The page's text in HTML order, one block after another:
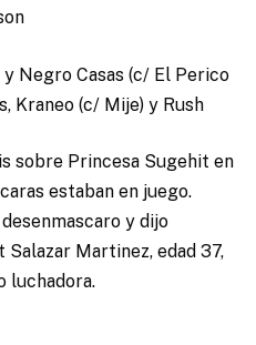
Negro Casas (c/ El Perico
Kraneo (c/ Mije) y Rush
sobre Princesa Sugehit en
estaban en juego.
y dijo
Martinez, edad 37,
luchadora.